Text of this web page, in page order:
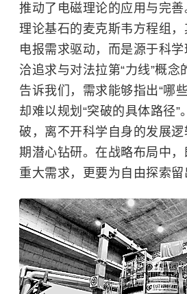
推动了电磁理论的应用与完
理论基石的麦克斯韦方程组
电报需求驱动，而是源于科
洽追求与对法拉第“力线”概念
告诉我们，需求能够指出“哪
却难以规划“突破的具体路径”
破，离不开科学自身的发展
期潜心钻研。在战略布局中
重大需求，更要为自由探索留